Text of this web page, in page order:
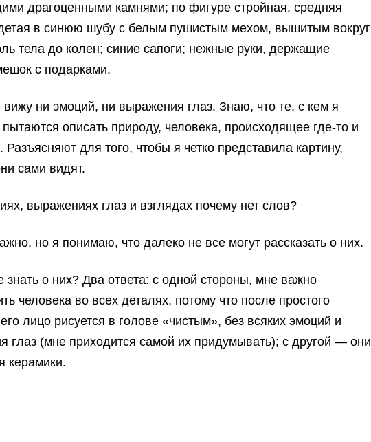
драгоценными камнями; по фигуре стройная, средняя
в синюю шубу с белым пушистым мехом, вышитым вокруг
тела до колен; синие сапоги; нежные руки, держащие
с подарками.
вижу ни эмоций, ни выражения глаз. Знаю, что те, с кем я
описать природу, человека, происходящее где-то и
Разъясняют для того, чтобы я четко представила картину,
сами видят.
выражениях глаз и взглядах почему нет слов?
но я понимаю, что далеко не все могут рассказать о них.
знать о них? Два ответа: с одной стороны, мне важно
человека во всех деталях, потому что после простого
лицо рисуется в голове «чистым», без всяких эмоций и
глаз (мне приходится самой их придумывать); с другой — они
керамики.